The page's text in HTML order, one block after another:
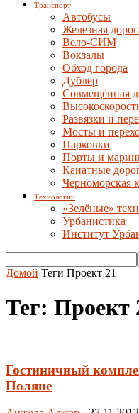
Транспорт
Автобусы
Железная
Вело-СИМ
Вокзалы
Обход города
Дублер
Совмещённая
Развязки и
Мосты и
Парковки
Порты и
Канатные
Черноморская
Технологии
«Зелёные»
Урбанистика
Институт
Домой Теги Проект 21
Тег: Проект
Гостиничный
Поляне